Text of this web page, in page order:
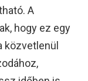
A
hogy ez egy
közvetlenül